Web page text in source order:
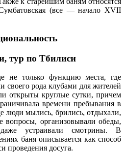
(все — начало XVII
тур по Тбилиси
не только функцию места, где
рода клубами для жителей
открыты круглые сутки, причем
времени пребывания в
люди мылись, брились, отдыхали,
вопросы, организовывали обеды,
устраивали смотрины. В
баня описывается как способ
проведения досуга.